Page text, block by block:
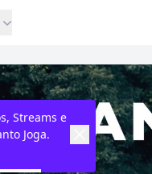
Streams e
Joga.